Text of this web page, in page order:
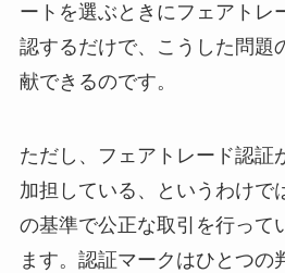
ートを選ぶときにフェアトレ
認するだけで、こうした問題
献できるのです。
ただし、フェアトレード認証
加担している、というわけで
の基準で公正な取引を行って
ます。認証マークはひとつの